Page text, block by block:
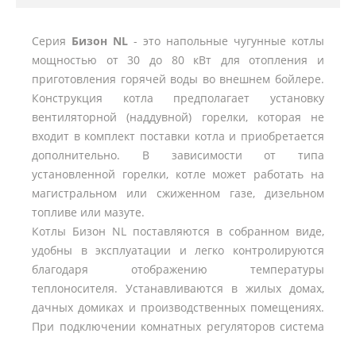
Серия Бизон NL - это напольные чугунные котлы
мощностью от 30 до 80 кВт для отопления и
приготовления горячей воды во внешнем бойлере.
Конструкция котла предполагает установку
вентиляторной (наддувной) горелки, которая не
входит в комплект поставки котла и приобретается
дополнительно. В зависимости от типа
установленной горелки, котле может работать на
магистральном или сжиженном газе, дизельном
топливе или мазуте.
Котлы Бизон NL поставляются в собранном виде,
удобны в эксплуатации и легко контролируются
благодаря отображению температуры
теплоносителя. Устанавливаются в жилых домах,
дачных домиках и производственных помещениях.
При подключении комнатных регуляторов система